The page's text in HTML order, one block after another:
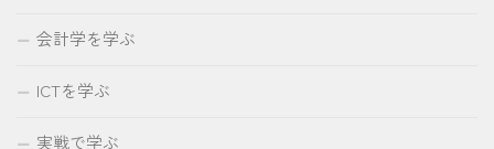
会計学を学ぶ
ICTを学ぶ
実戦で学ぶ